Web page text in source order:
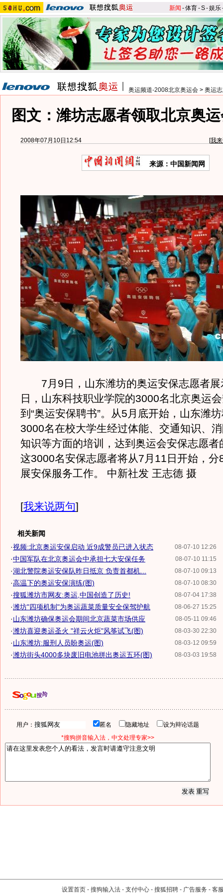
新闻 -体育-S-娱乐
奥运频道-2008北京奥运会 > 奥运
图文：潍坊志愿者领取北京奥
2008年07月10日12:54 [我
来源：中国新闻网
7月9日，山东潍坊的奥运安保志愿者展
日，山东科技职业学院的3000名北京奥运
到“奥运安保聘书”。从5月底开始，山东潍
3000名在校大学生经过体能、交通知识、
知识等方面的培训，达到奥运会安保志愿者
这3000名安保志愿者将从7月11日开始，分
展安保服务工作。 中新社发 王志德 摄
[我来说两句]
相关新闻
08-07-10 12:26
·视频:北京奥运安保启动 近9成警员已进入状态
08-07-10 11:15
·中国军队在北京奥运会中承担七大安保任务
08-07-10 09:13
·湖北警院奥运安保队昨日抵京 负责首都机...
08-07-10 08:30
·高温下的奥运安保演练(图)
08-07-04 17:38
·搜狐潍坊市网友:奥运,中国创造了历史!
08-06-27 15:25
·潍坊"四项机制"为奥运蔬菜质量安全保驾护航
08-05-11 09:46
·山东潍坊确保奥运会期间北京蔬菜市场供应
08-03-30 22:30
·潍坊喜迎奥运圣火 "祥云火炬"风筝试飞(图)
08-03-12 09:59
·山东潍坊:服刑人员盼奥运(图)
08-03-03 19:58
·潍坊街头4000多块废旧电池拼出奥运五环(图)
用户： 匿名 隐藏地址
设为辩论话题
*搜狗拼音输入法，中文处理专家>>
设置首页 - 搜狗输入法 - 支付中心 - 搜狐招聘 - 广告服务 - 客